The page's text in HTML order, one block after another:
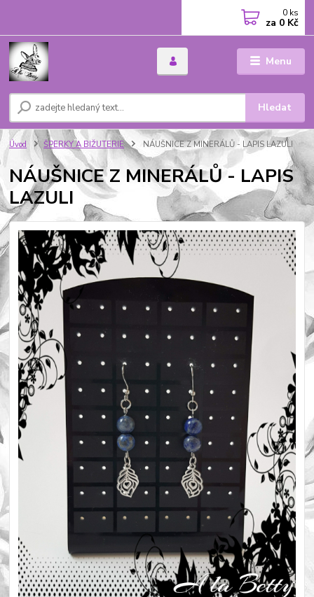
Menu
Hledat
0 ks
za 0 Kč
Úvod ŠPERKY A BIŽUTERIE NÁUŠNICE Z MINERÁLŮ - LAPIS LAZULI
NÁUŠNICE Z MINERÁLŮ - LAPIS
LAZULI